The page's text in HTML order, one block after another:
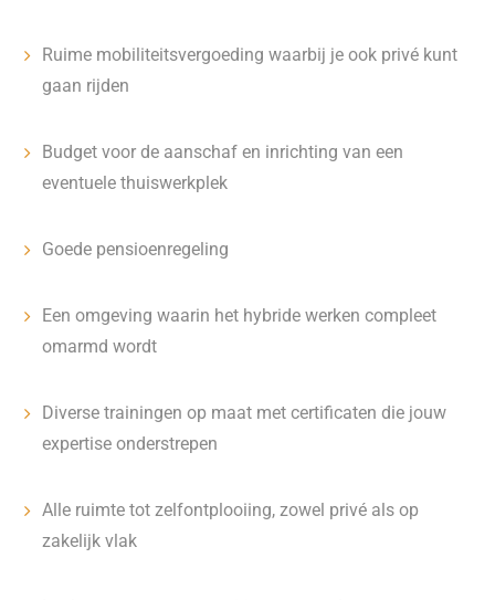
Ruime mobiliteitsvergoeding waarbij je ook privé kunt
gaan rijden
Budget voor de aanschaf en inrichting van een
eventuele thuiswerkplek
Goede pensioenregeling
Een omgeving waarin het hybride werken compleet
omarmd wordt
Diverse trainingen op maat met certificaten die jouw
expertise onderstrepen
Alle ruimte tot zelfontplooiing, zowel privé als op
zakelijk vlak